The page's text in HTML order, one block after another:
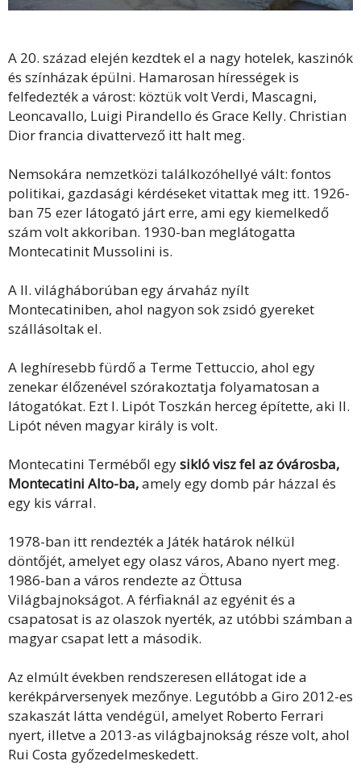
A 20. század elején kezdtek el a nagy hotelek, kaszinók
és színházak épülni. Hamarosan hírességek is
felfedezték a várost: köztük volt Verdi, Mascagni,
Leoncavallo, Luigi Pirandello és Grace Kelly. Christian
Dior francia divattervező itt halt meg.
Nemsokára nemzetközi találkozóhellyé vált: fontos
politikai, gazdasági kérdéseket vitattak meg itt. 1926-
ban 75 ezer látogató járt erre, ami egy kiemelkedő
szám volt akkoriban. 1930-ban meglátogatta
Montecatinit Mussolini is.
A II. világháborúban egy árvaház nyílt
Montecatiniben, ahol nagyon sok zsidó gyereket
szállásoltak el.
A leghíresebb fürdő a Terme Tettuccio, ahol egy
zenekar élőzenével szórakoztatja folyamatosan a
látogatókat. Ezt I. Lipót Toszkán herceg építette, aki II.
Lipót néven magyar király is volt.
Montecatini Terméből egysikló visz fel az óvárosba,
Montecatini Alto-ba,amely egy domb pár házzal és
egy kis várral.
1978-ban itt rendezték a Játék határok nélkül
döntőjét, amelyet egy olasz város, Abano nyert meg.
1986-ban a város rendezte az Öttusa
Világbajnokságot. A férfiaknál az egyénit és a
csapatosat is az olaszok nyerték, az utóbbi számban a
magyar csapat lett a második.
Az elmúlt években rendszeresen ellátogat ide a
kerékpárversenyek mezőnye. Legutóbb a Giro 2012-es
szakaszát látta vendégül, amelyet Roberto Ferrari
nyert, illetve a 2013-as világbajnokság része volt, ahol
Rui Costa győzedelmeskedett.